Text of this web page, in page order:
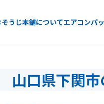
そうじ本舗についてエアコンパ
山口県下関